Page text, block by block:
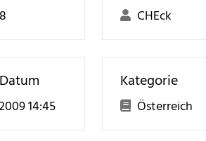
CHEck
14:45
Kategorie
Österreich